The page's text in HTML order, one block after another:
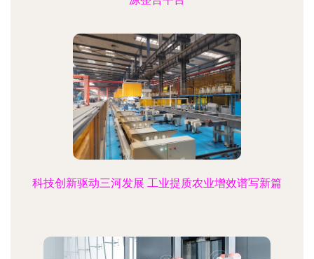
科技创新驱动三河发展 工业提质农业增效谱写新篇